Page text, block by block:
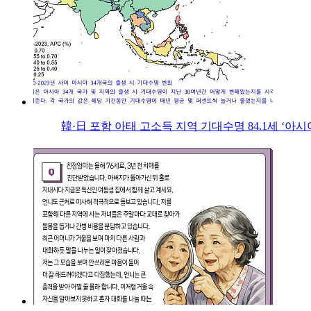
韓·日 포함 아태 고소득 지역 기대수명 84.1세 ‘아시